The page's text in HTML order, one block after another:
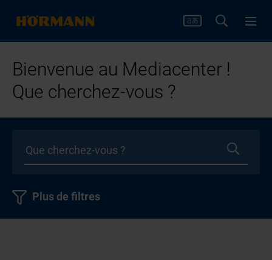
Bienvenue au Mediacenter !
Que cherchez-vous ?
Plus de filtres